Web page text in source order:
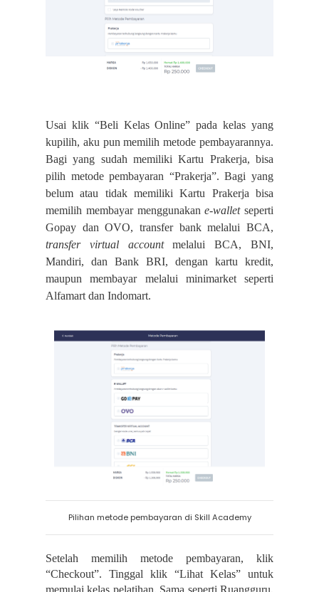
Usai klik “Beli Kelas Online” pada kelas yang
kupilih, aku pun memilih metode pembayarannya.
Bagi yang sudah memiliki Kartu Prakerja, bisa
pilih metode pembayaran “Prakerja”. Bagi yang
belum atau tidak memiliki Kartu Prakerja bisa
memilih membayar menggunakane-walletseperti
Gopay dan OVO, transfer bank melalui BCA,
transfer virtual accountmelalui BCA, BNI,
Mandiri, dan Bank BRI, dengan kartu kredit,
maupun membayar melalui minimarket seperti
Alfamart dan Indomart.
Pilihan metode pembayaran di Skill Academy
Setelah memilih metode pembayaran, klik
“Checkout”. Tinggal klik “Lihat Kelas” untuk